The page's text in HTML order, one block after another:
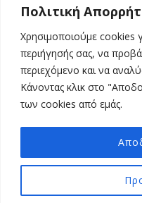
Πολιτική
Χρησιμοποιούμε cookies
περιήγησής σας, να
περιεχόμενο και να
Κάνοντας κλικ στο
των cookies από εμάς.
5 Αυγούστου, 2026
ΕΚΔΗΛΩΣΗ
ΠΕΔΙΩΝ ΧΕΙΡΟΥΡΓΕΙΟΥ ΓΙΑ
30 Ιουλίου, 2026
ΕΠΙΚΥΡΩΜΕΝΗ ΛΙΣΤΑ
2026
24 Ιουλίου, 2026
Copyright © 2023